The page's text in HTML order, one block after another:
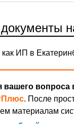
как ИП в
вопроса
. После
материалам